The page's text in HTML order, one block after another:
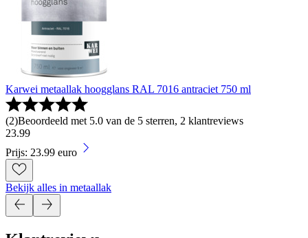
Karwei metaallak hoogglans RAL 7016 antraciet 750 ml
(2)Beoordeeld met 5.0 van de 5 sterren, 2 klantreviews
23.99
Prijs: 23.99 euro
Bekijk alles in metaallak